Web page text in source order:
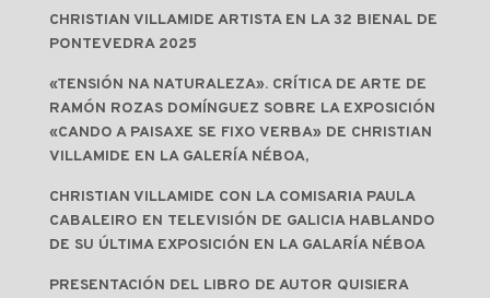
CHRISTIAN VILLAMIDE ARTISTA EN LA 32 BIENAL DE
PONTEVEDRA 2025
«TENSIÓN NA NATURALEZA». CRÍTICA DE ARTE DE
RAMÓN ROZAS DOMÍNGUEZ SOBRE LA EXPOSICIÓN
«CANDO A PAISAXE SE FIXO VERBA» DE CHRISTIAN
VILLAMIDE EN LA GALERÍA NÉBOA,
CHRISTIAN VILLAMIDE CON LA COMISARIA PAULA
CABALEIRO EN TELEVISIÓN DE GALICIA HABLANDO
DE SU ÚLTIMA EXPOSICIÓN EN LA GALARÍA NÉBOA
PRESENTACIÓN DEL LIBRO DE AUTOR QUISIERA